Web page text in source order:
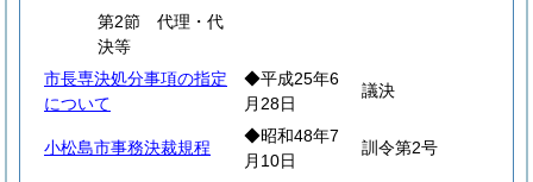
第2節 代理・代
決等
市長専決処分事項の指定
について
◆平成25年6
月28日
議決
小松島市事務決裁規程
◆昭和48年7
月10日
訓令第2号